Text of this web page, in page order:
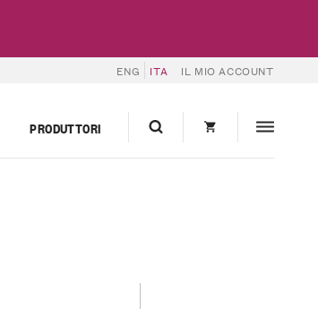
ENG ITA IL MIO ACCOUNT
PRODUTTORI